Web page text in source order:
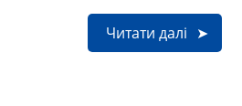
Читати далі